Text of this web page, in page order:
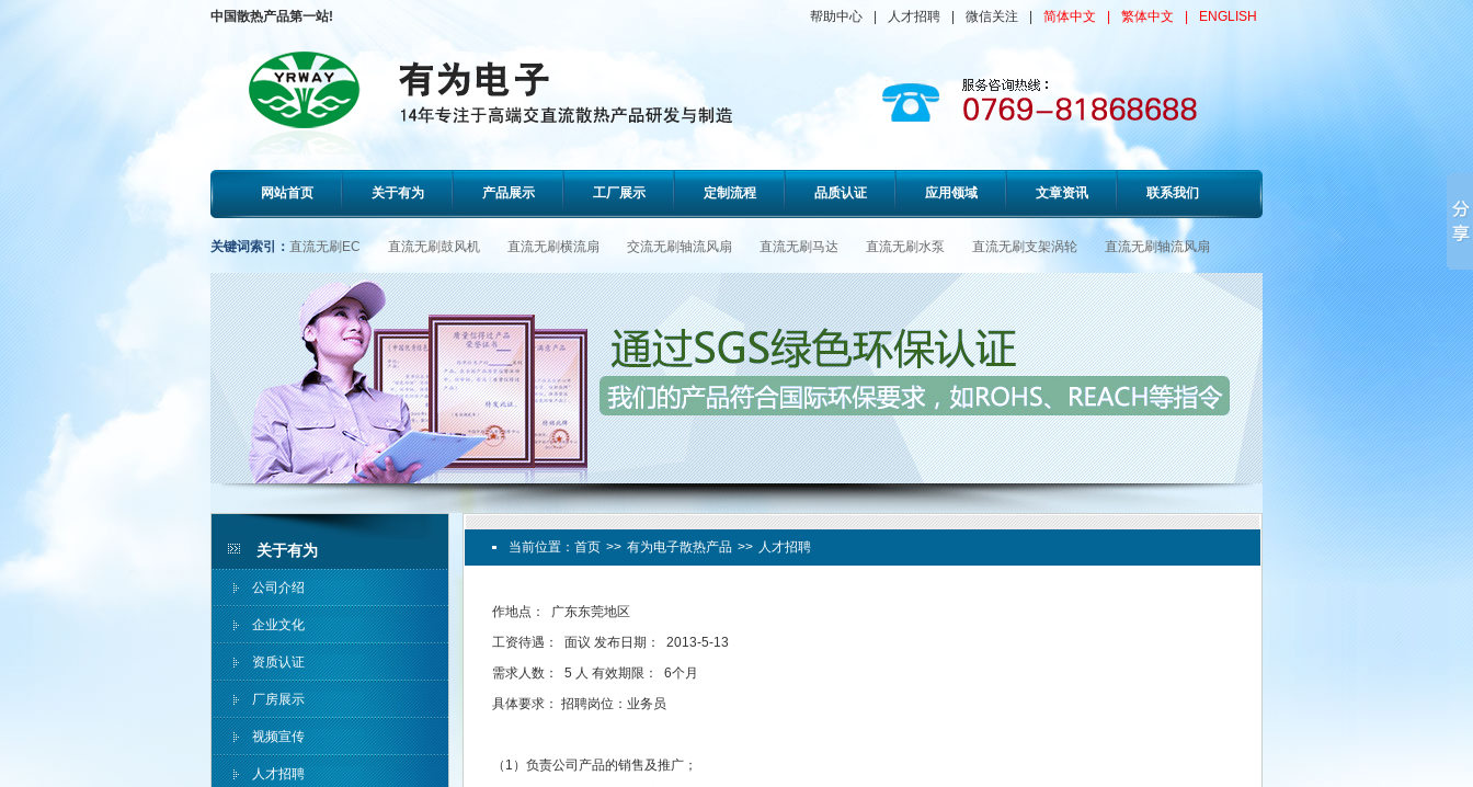
帮助中心 人才招聘 微信关注 简体中文 繁体中文 ENGLISH
中国散热产品第一站!
网站首页 关于有为 产品展示 工厂展示 定制流程 品质认证 应用领域 文章资讯 联系我们
关键词索引： 直流无刷EC 直流无刷鼓风机 直流无刷横流扇 交流无刷轴流风扇 直流无刷马达 直流无刷水泵 直流无刷支架涡轮 直流无刷轴流风扇
关于有为
公司介绍
企业文化
资质认证
厂房展示
视频宣传
人才招聘
当前位置： 首页 >> 有为电子散热产品 >> 人才招聘
作地点： 广东东莞地区
工资待遇： 面议 发布日期： 2013-5-13
需求人数： 5 人 有效期限： 6个月
具体要求： 招聘岗位：业务员
（1）负责公司产品的销售及推广；